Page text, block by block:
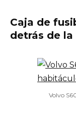
Caja de
detrás de
Volvo